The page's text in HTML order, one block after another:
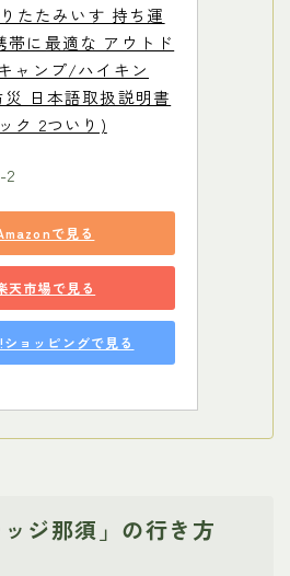
たたみいす 持ち運
帯に最適な アウトド
ャンプ/ハイキン
日本語取扱説明書
ク 2ついり)
2
で見る
天市場で見る
ョッピングで見る
ッジ那須」の行き方